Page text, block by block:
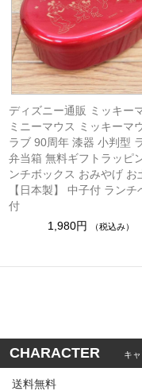
ディズニー通販 ミッキー
ミニーマウス ミッキーマ
ラブ 90周年 漆器 小判型
弁当箱 無料ギフトラッピ
ンチボックス おみやげ お
【日本製】 中子付 ランチ
付
1,980円
（税込み）
CHARACTER キ
送料無料